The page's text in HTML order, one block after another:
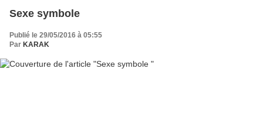
Sexe symbole
Publié le 29/05/2016 à 05:55
Par KARAK